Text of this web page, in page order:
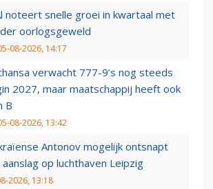
noteert snelle groei in kwartaal met
oorlogsgeweld
08-2026, 14:17
verwacht 777-9’s nog steeds
2027, maar maatschappij heeft ook
B
08-2026, 13:42
Antonov mogelijk ontsnapt
aanslag op luchthaven Leipzig
2026, 13:18